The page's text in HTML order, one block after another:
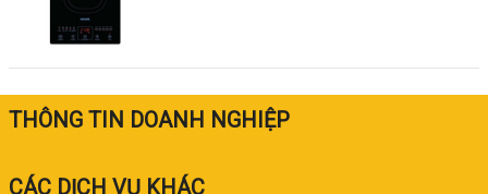
THÔNG TIN DOANH NGHIỆP
CÁC DỊCH VỤ KHÁC